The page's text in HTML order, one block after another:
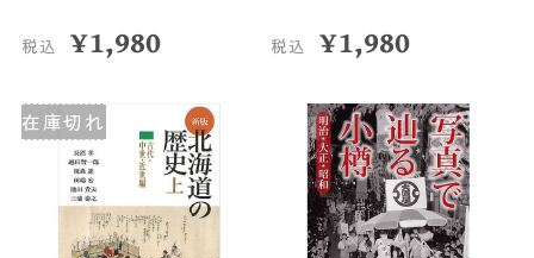
税込 ¥1,980 税込 ¥1,980
在庫切れ